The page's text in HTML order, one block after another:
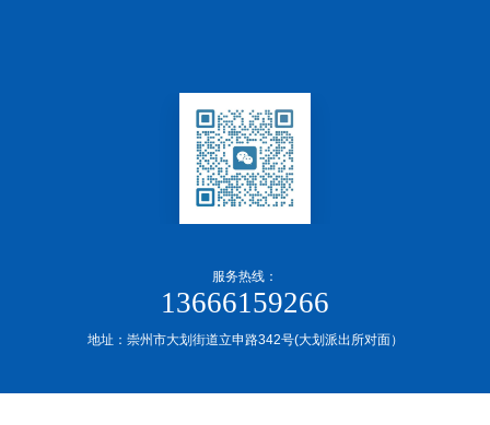
服务热线：
13666159266
地址：崇州市大划街道立申路342号(大划派出所对面）